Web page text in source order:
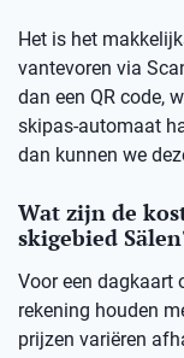
Het is het
vantevoren via
dan een QR code,
skipas-automaat
dan kunnen we
Wat zijn de
skigebied
Voor een dagkaart
rekening houden
prijzen variëren